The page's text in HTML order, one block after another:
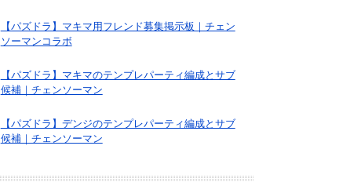
【パズドラ】マキマ用フレンド募集掲示板｜チェン
ソーマンコラボ
【パズドラ】マキマのテンプレパーティ編成とサブ
候補｜チェンソーマン
【パズドラ】デンジのテンプレパーティ編成とサブ
候補｜チェンソーマン